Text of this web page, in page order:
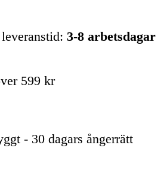
3-8 arbetsdagar
599 kr
- 30 dagars ångerrätt